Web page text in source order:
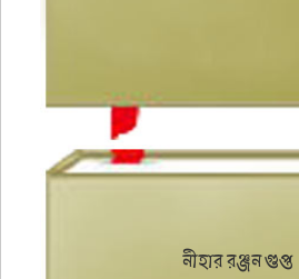
নীহার রঞ্জন গুপ্ত